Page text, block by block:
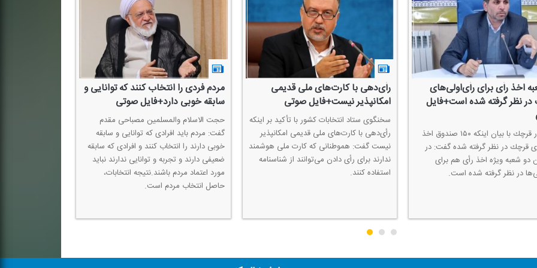
اخذ رأی برای رأی‌اولی‌های
نظر گرفته شده است+فایل
فرماندار قرچك با بیان اینكه ۱۵۰ صندوق اخذ
قرچك در نظر گرفته شده گفت: در
دو شعبه ویژه اخذ رأی هم برای
در نظر گرفته شده است.
رأی‌دهی با كارت‌های ملی قدیمی
امكانپذیر نیست+فایل صوتی
سخنگوی ستاد انتخابات كشور با تأكید بر اینكه
رأی‌دهی با كارت‌های ملی قدیمی امكانپذیر
نیست گفت: هموطنانی كه كارت ملی هوشمند
ندارند برای رأی دادن می‌توانند از شناسنامه
استفاده كنند.
مردم فردی را انتخاب كنند كه توانایی و
سابقه خوبی دارد+فایل صوتی
حجت الاسلام والمسلمین مصباحی مقدم
گفت: مردم باید افرادی كه توانایی و سابقه
خوبی دارند را انتخاب كنند و افرادی كه سابقه
ضعیفی دارند و تجربه و توانایی ندارند نباید
مورد اعتماد مردم باشند.نتیجه انتخابات،
حاصل انتخاب مردم است.